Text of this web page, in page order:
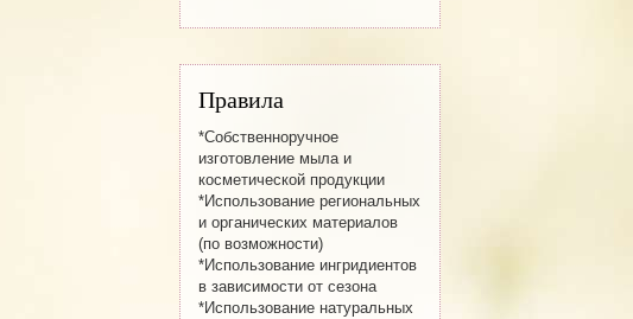
Правила
*Собственноручное
изготовление мылa и
косметической продукции
*Использование региональных
и органических материалов
(по возможности)
*Использование ингридиентов
в зависимости от сезона
*Использование натуральных